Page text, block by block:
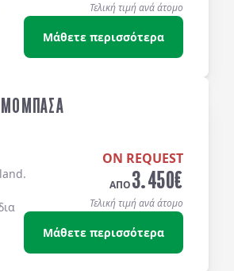
Τελική τιμή ανά άτομο
Μάθετε περισσότερα
ΜΟΜΠΑΣΑ
.
ON REQUEST
ΑΠΟ3.450€
Τελική τιμή ανά άτομο
Μάθετε περισσότερα